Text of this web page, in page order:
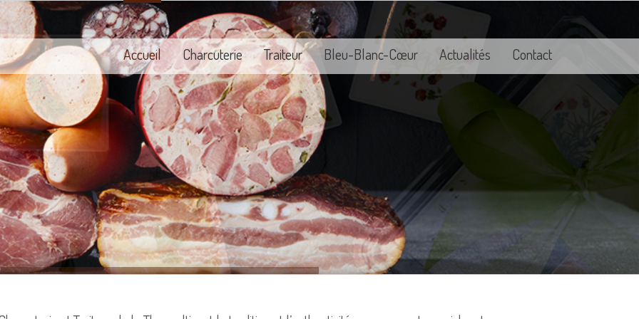
Accueil Charcuterie Traiteur Bleu-Blanc-Cœur Actualités Contact
événements ont du goût !